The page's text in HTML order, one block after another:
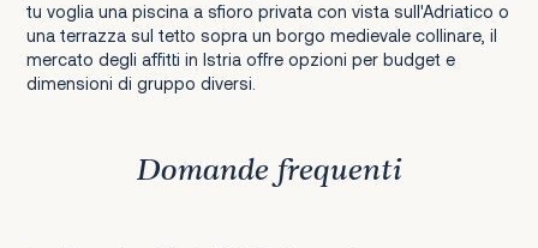
tu voglia una piscina a sfioro privata con vista sull'Adriatico o
una terrazza sul tetto sopra un borgo medievale collinare, il
mercato degli affitti in Istria offre opzioni per budget e
dimensioni di gruppo diversi.
Domande frequenti